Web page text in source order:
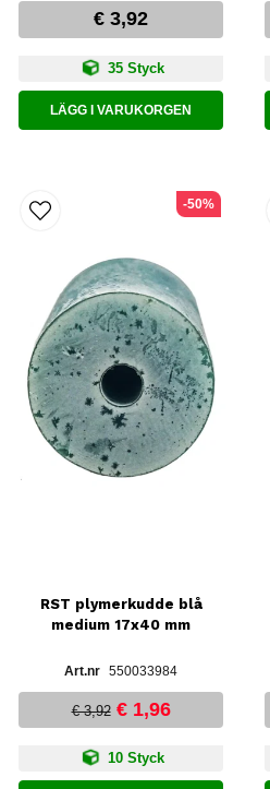
€ 3,92
35 Styck
LÄGG I VARUKORGEN
RST plymerkudde blå
medium 17x40 mm
550033984
€ 3,92 € 1,96
10 Styck
-50%